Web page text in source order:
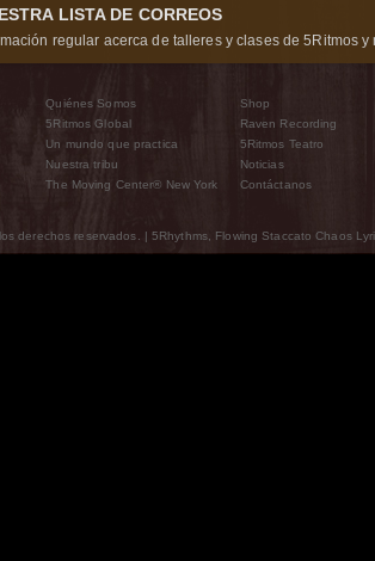
LISTA DE CORREOS
regular acerca de talleres y clases de 5Ritmos y
Quiénes Somos
5Ritmos Global
Un mundo que practica
Nuestra tribu
The Moving Center® New York
Shop
Raven Recording
5Ritmos Teatro
Noticias
Contáctanos
derechos reservados. | 5Rhythms, Flowing Staccato Chaos